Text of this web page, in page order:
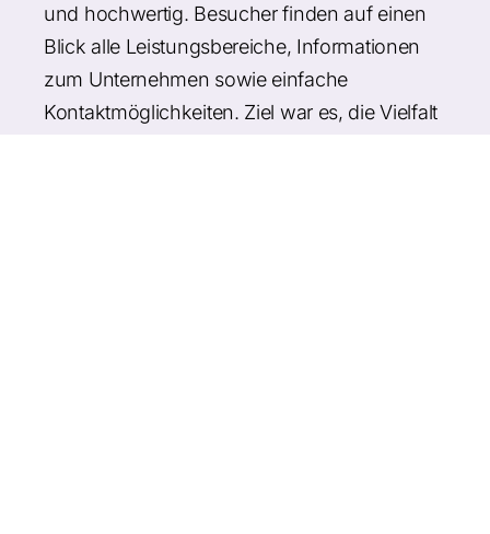
und hochwertig. Besucher finden auf einen
Blick alle Leistungsbereiche, Informationen
zum Unternehmen sowie einfache
Kontaktmöglichkeiten. Ziel war es, die Vielfalt